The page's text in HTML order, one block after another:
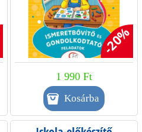
-20%
1 990 Ft